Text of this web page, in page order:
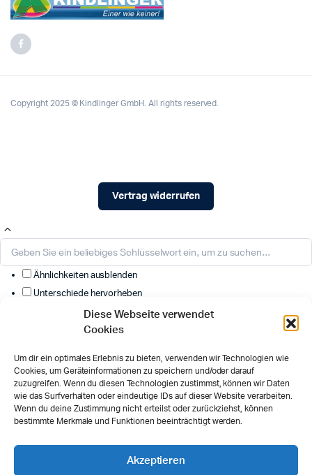
Diese Webseite verwendet
Cookies
Um dir ein optimales Erlebnis zu bieten, verwenden wir Technologien wie
Cookies, um Geräteinformationen zu speichern und/oder darauf
zuzugreifen. Wenn du diesen Technologien zustimmst, können wir Daten
wie das Surfverhalten oder eindeutige IDs auf dieser Website verarbeiten.
Wenn du deine Zustimmung nicht erteilst oder zurückziehst, können
bestimmte Merkmale und Funktionen beeinträchtigt werden.
Akzeptieren
Copyright 2025 © Kindlinger GmbH. All rights reserved.
Vertrag widerrufen
Ähnlichkeiten ausblenden
Unterschiede hervorheben
Wählen Sie die anzuzeigenden Felder aus. Andere werden
anzuordnen.
Bild
Art.-Nr
Bewertung
Preis